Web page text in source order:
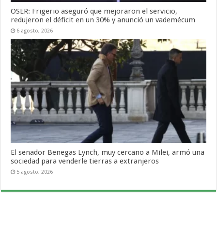
OSER: Frigerio aseguró que mejoraron el servicio,
redujeron el déficit en un 30% y anunció un vademécum
6 agosto, 2026
El senador Benegas Lynch, muy cercano a Milei, armó una
sociedad para venderle tierras a extranjeros
5 agosto, 2026